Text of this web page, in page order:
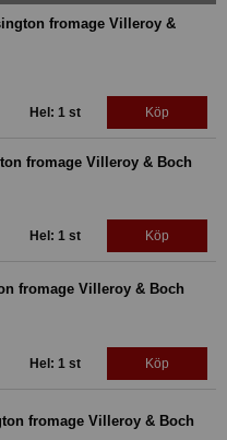
fromage Villeroy &
Hel: 1 st Köp
fromage Villeroy & Boch
Hel: 1 st Köp
fromage Villeroy & Boch
Hel: 1 st Köp
fromage Villeroy & Boch